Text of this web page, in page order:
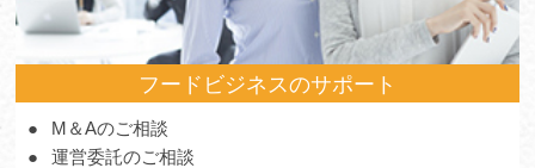
フードビジネスのサポート
M＆Aのご相談
運営委託のご相談